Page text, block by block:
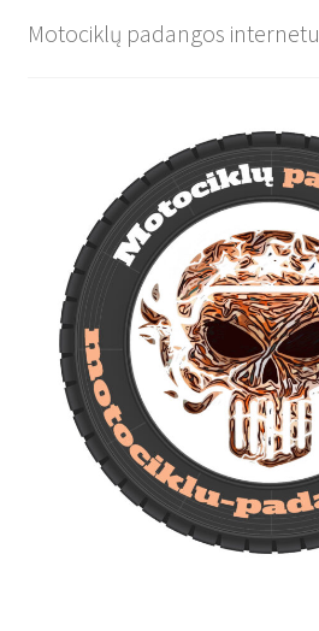
Motociklų padangos internetu